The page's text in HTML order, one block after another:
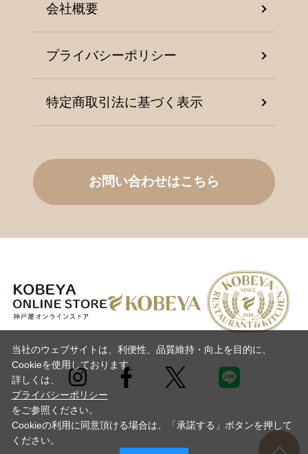
会社概要
プライバシーポリシー
特定商取引法に基づく表示
お問い合わせはこちら
Copyright©KOBEYA BAKING CO., LTD.
当社のウェブサイトは、利便性、品質維持・向上を目的に、
Cookieを使用しております。
詳しくは、
プライバシーポリシー
をご参照ください。
Cookieの利用に同意頂ける場合は、「承諾する」ボタンを押して
ください。